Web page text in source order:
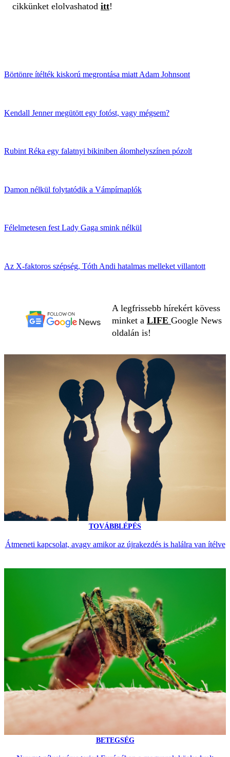
cikkünket elolvashatod itt!
Börtönre ítélték kiskorú megrontása miatt Adam Johnsont
Kendall Jenner megütött egy fotóst, vagy mégsem?
Rubint Réka egy falatnyi bikiniben álomhelyszínen pózolt
Damon nélkül folytatódik a Vámpírnaplók
Félelmetesen fest Lady Gaga smink nélkül
Az X-faktoros szépség, Tóth Andi hatalmas melleket villantott
A legfrissebb hírekért kövess
minket a LIFE Google News
oldalán is!
TOVÁBBLÉPÉS
Átmeneti kapcsolat, avagy amikor az újrakezdés is halálra van ítélve
BETEGSÉG